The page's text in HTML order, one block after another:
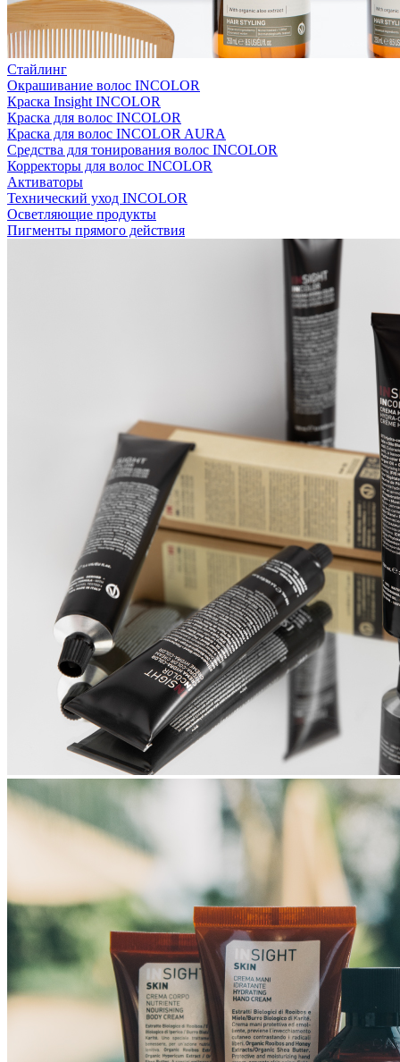
Стайлинг
Окрашивание волос INCOLOR
Краска Insight INCOLOR
Краска для волос INCOLOR
Краска для волос INCOLOR AURA
Средства для тонирования волос INCOLOR
Корректоры для волос INCOLOR
Активаторы
Технический уход INCOLOR
Осветляющие продукты
Пигменты прямого действия